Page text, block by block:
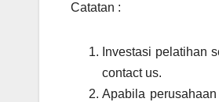
Catatan :
Investasi pelatihan
contact us.
Apabila